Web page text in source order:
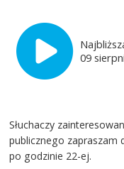
09
Słuchaczy
publicznego zapraszam
po godzinie 22-ej.